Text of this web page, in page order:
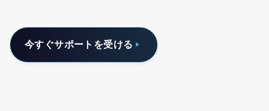
今すぐサポートを受ける